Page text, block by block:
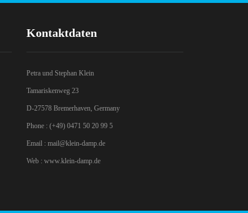
Kontaktdaten
Petra und Stephan Klein
Tamariskenweg 23
D-27578 Bremerhaven, Germany
Phone : (+49) 0471 50 20 99 5
Email :mail@klein-damp.de
Web :www.klein-damp.de